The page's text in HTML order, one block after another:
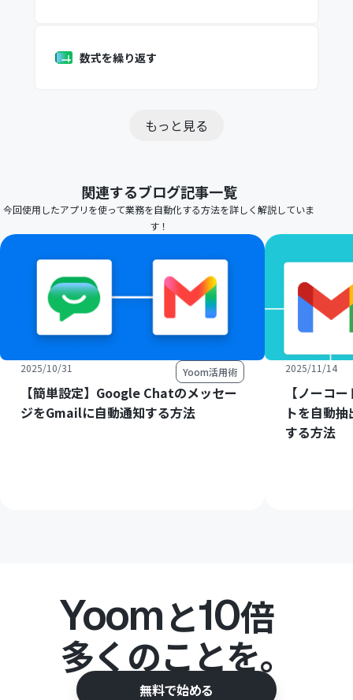
数式を繰り返す
もっと見る
関連するブログ記事一覧
今回使用したアプリを使って業務を自動化する方法を詳しく解説していま
す！
2025/10/31 Yoom活用術
【簡単設定】Google Chatのメッセー
ジをGmailに自動通知する方法
2025/11/14
【ノーコ
トを自動
する方法
Yoomと10倍
多くのことを。
無料で始める